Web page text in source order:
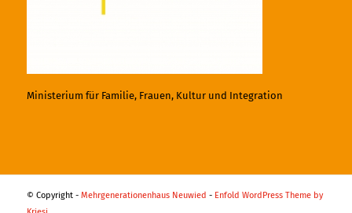
Ministerium für Familie, Frauen, Kultur und Integration
© Copyright - Mehrgenerationenhaus Neuwied - Enfold WordPress Theme by